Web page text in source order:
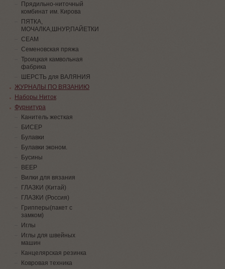
Прядильно-ниточный
комбинат им. Кирова
ПЯТКА,
МОЧАЛКА,ШНУР,ПАЙЕТКИ
СЕАМ
Семеновская пряжа
Троицкая камвольная
фабрика
ШЕРСТЬ для ВАЛЯНИЯ
ЖУРНАЛЫ ПО ВЯЗАНИЮ
Наборы Ниток
Фурнитура
Канитель жесткая
БИСЕР
Булавки
Булавки эконом.
Бусины
ВЕЕР
Вилки для вязания
ГЛАЗКИ (Китай)
ГЛАЗКИ (Россия)
Грипперы(пакет с
замком)
Иглы
Иглы для швейных
машин
Канцелярская резинка
Ковровая техника